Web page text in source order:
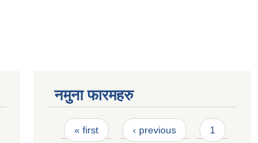
नमुना फारमहरु
Pages
« first ‹ previous
1